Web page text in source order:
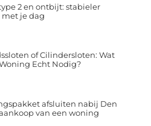
2 en ontbijt: stabieler
je dag
of Cilindersloten: Wat
Echt Nodig?
afsluiten nabij Den
van een woning